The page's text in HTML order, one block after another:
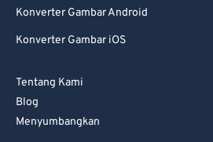
Konverter Gambar Android
Konverter Gambar iOS
Tentang Kami
Blog
Menyumbangkan